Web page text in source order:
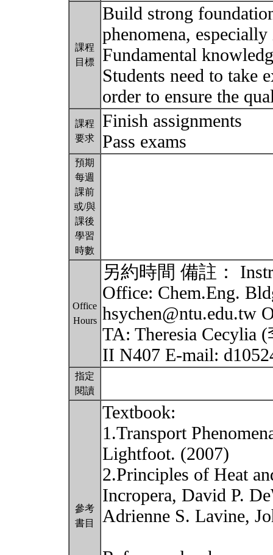
課程
目標
Build strong
phenomena,
Fundamental
Students need to take
order to ensure the
課程
要求
Finish assignments
Pass exams
預期
每週
課前
或/與
課後
學習
時數
Office
Hours
另約時間 備註：
Office: Chem.Eng.
hsychen@ntu.edu.tw
TA: Theresia Cecylia
II N407 E-mail:
指定
閱讀
參考
書目
Textbook:
1.Transport
Lightfoot. (2007)
2.Principles of Heat
Incropera, David P.
Adrienne S. Lavine,